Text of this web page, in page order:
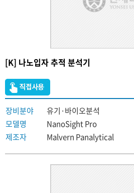
[K] 나노입자 추적 분석기
장비분야
유기·바이오분석
모델명
NanoSight Pro
제조자
Malvern Panalytical